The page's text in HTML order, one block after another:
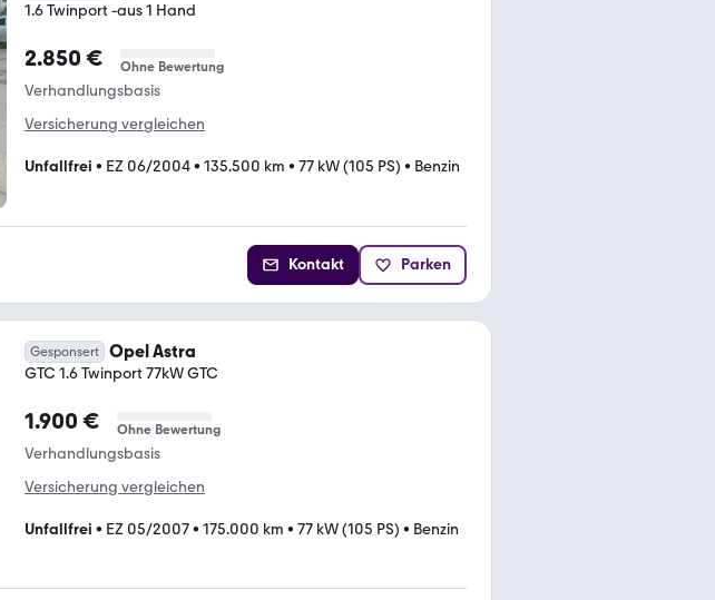
1.6 Twinport -aus 1 Hand
2.850 € Ohne Bewertung
Verhandlungsbasis
Versicherung vergleichen
Unfallfrei • EZ 06/2004• 135.500 km • 77 kW (105 PS) • Benzin
Kontakt Parken
Gesponsert Opel Astra
GTC 1.6 Twinport 77kW GTC
1.900 € Ohne Bewertung
Verhandlungsbasis
Versicherung vergleichen
Unfallfrei • EZ 05/2007• 175.000 km • 77 kW (105 PS) • Benzin